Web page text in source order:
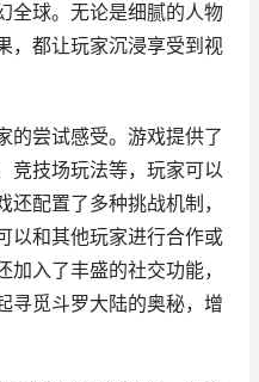
全球。无论是细腻的人物
，都让玩家沉浸享受到视
的尝试感受。游戏提供了
竞技场玩法等，玩家可以
配置了多种挑战机制，
以和其他玩家进行合作或
入了丰盛的社交功能，
寻觅斗罗大陆的奥秘，增